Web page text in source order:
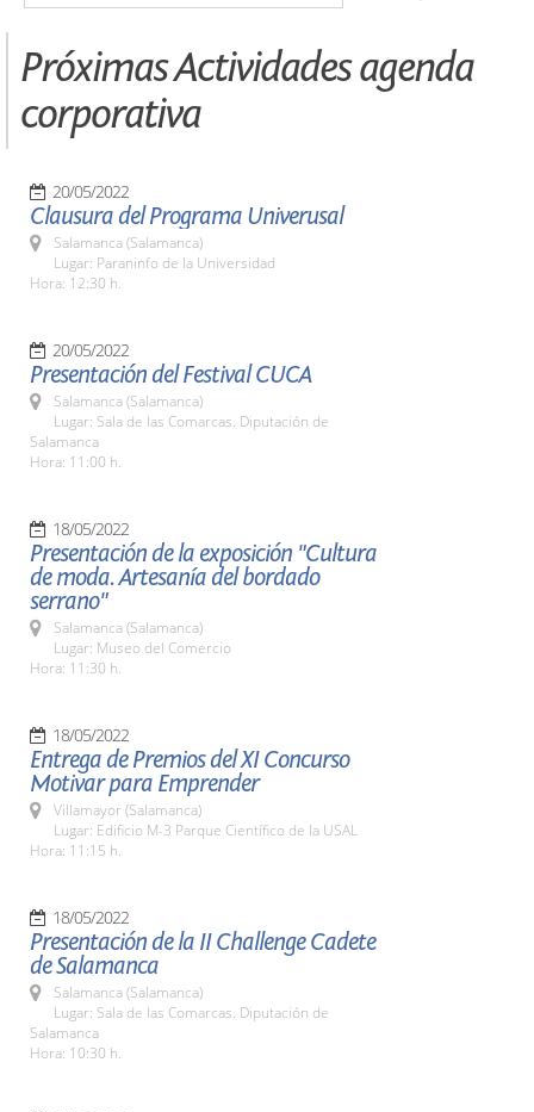
Próximas Actividades agenda
corporativa
20/05/2022
Clausura del Programa Univerusal
Salamanca (Salamanca)
Lugar: Paraninfo de la Universidad
Hora: 12:30 h.
20/05/2022
Presentación del Festival CUCA
Salamanca (Salamanca)
Lugar: Sala de las Comarcas. Diputación de
Salamanca
Hora: 11:00 h.
18/05/2022
Presentación de la exposición "Cultura
de moda. Artesanía del bordado
serrano"
Salamanca (Salamanca)
Lugar: Museo del Comercio
Hora: 11:30 h.
18/05/2022
Entrega de Premios del XI Concurso
Motivar para Emprender
Villamayor (Salamanca)
Lugar: Edificio M-3 Parque Científico de la USAL
Hora: 11:15 h.
18/05/2022
Presentación de la II Challenge Cadete
de Salamanca
Salamanca (Salamanca)
Lugar: Sala de las Comarcas. Diputación de
Salamanca
Hora: 10:30 h.